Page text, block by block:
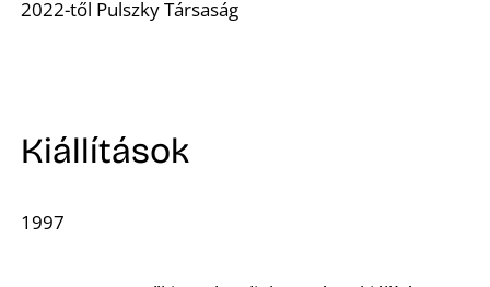
2022-től Pulszky Társaság
Kiállítások
1997